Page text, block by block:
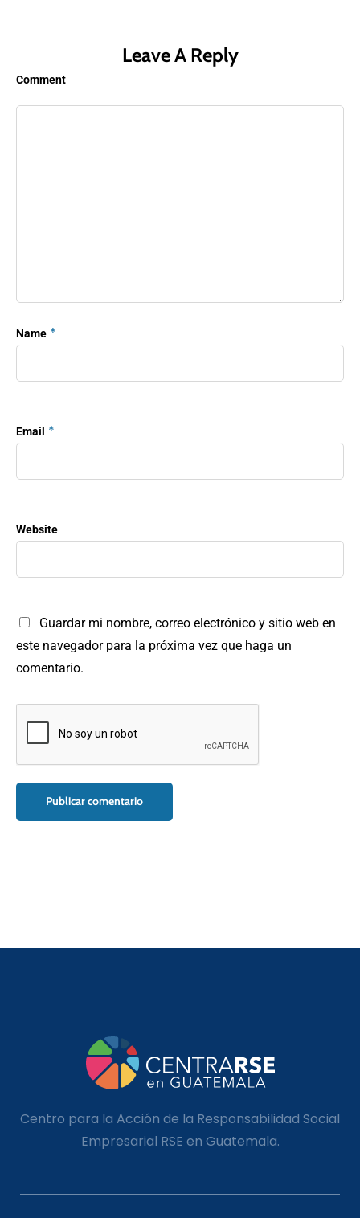
Leave A Reply
Comment
Name *
Email *
Website
Guardar mi nombre, correo electrónico y sitio web en
este navegador para la próxima vez que haga un
comentario.
Centro para la Acción de la Responsabilidad Social
Empresarial RSE en Guatemala.